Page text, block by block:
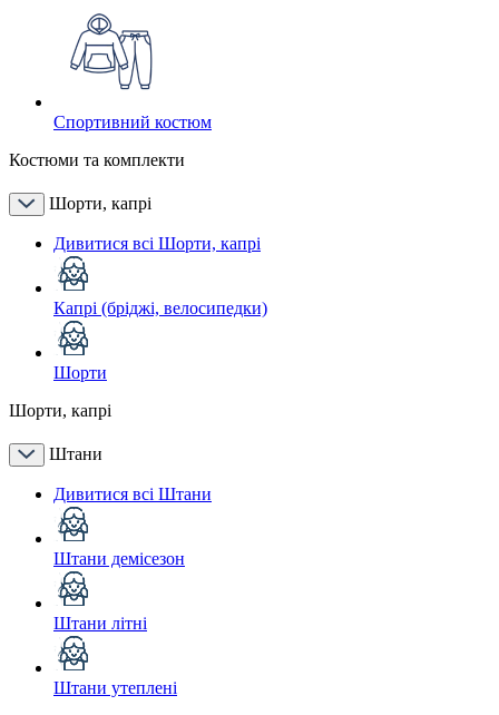
Спортивний костюм
Костюми та комплекти
Шорти, капрі
Дивитися всі Шорти, капрі
Капрі (бріджі, велосипедки)
Шорти
Шорти, капрі
Штани
Дивитися всі Штани
Штани демісезон
Штани літні
Штани утеплені